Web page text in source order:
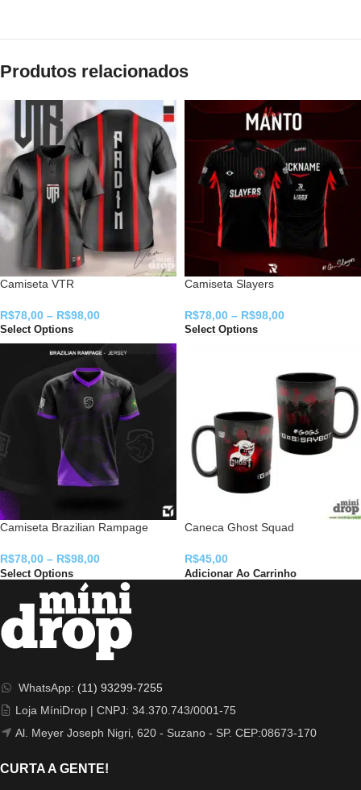
Produtos relacionados
Camiseta VTR
R$78,00 – R$98,00
Select Options
Camiseta Slayers
R$78,00 – R$98,00
Select Options
Camiseta Brazilian Rampage
R$78,00 – R$98,00
Select Options
Caneca Ghost Squad
R$45,00
Adicionar Ao Carrinho
WhatsApp: (11) 93299-7255
Loja MíniDrop | CNPJ: 34.370.743/0001-75
Al. Meyer Joseph Nigri, 620 - Suzano - SP. CEP:08673-170
CURTA A GENTE!